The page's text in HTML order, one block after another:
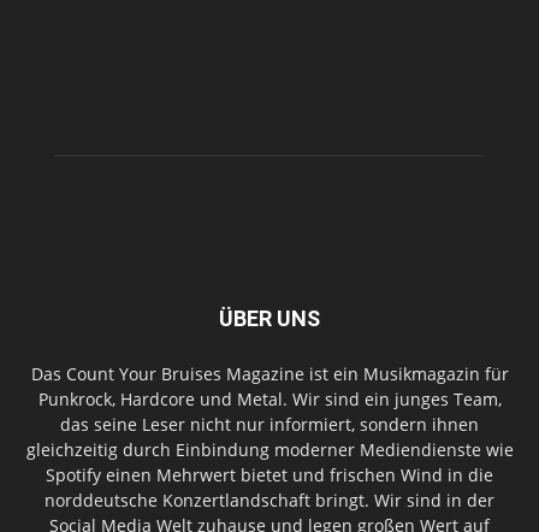
ÜBER UNS
Das Count Your Bruises Magazine ist ein Musikmagazin für
Punkrock, Hardcore und Metal. Wir sind ein junges Team,
das seine Leser nicht nur informiert, sondern ihnen
gleichzeitig durch Einbindung moderner Mediendienste wie
Spotify einen Mehrwert bietet und frischen Wind in die
norddeutsche Konzertlandschaft bringt. Wir sind in der
Social Media Welt zuhause und legen großen Wert auf